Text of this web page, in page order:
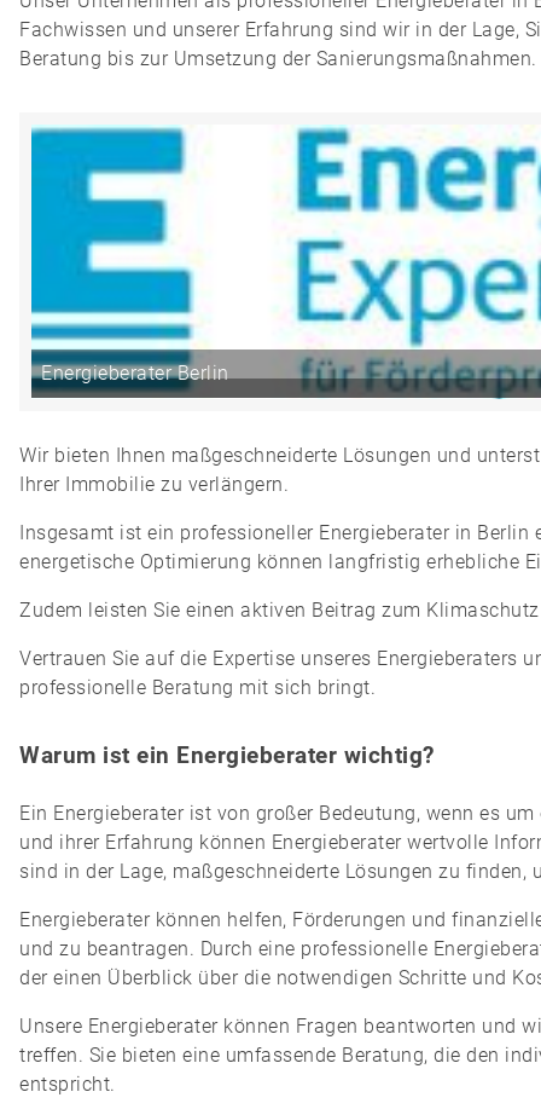
Fachwissen und unserer Erfahrung sind wir in der Lage,
Beratung bis zur Umsetzung der Sanierungsmaßnahmen.
Energieberater Berlin
Wir bieten Ihnen maßgeschneiderte Lösungen und
Ihrer Immobilie zu verlängern.
Insgesamt ist ein professioneller Energieberater in
energetische Optimierung können langfristig erhebliche
Zudem leisten Sie einen aktiven Beitrag zum
Vertrauen Sie auf die Expertise unseres Energieberaters
professionelle Beratung mit sich bringt.
Warum ist ein Energieberater wichtig?
Ein Energieberater ist von großer Bedeutung, wenn es
und ihrer Erfahrung können Energieberater wertvolle
sind in der Lage, maßgeschneiderte Lösungen zu
Energieberater können helfen, Förderungen und
und zu beantragen. Durch eine professionelle
der einen Überblick über die notwendigen Schritte und
Unsere Energieberater können Fragen beantworten und
treffen. Sie bieten eine umfassende Beratung, die den
entspricht.